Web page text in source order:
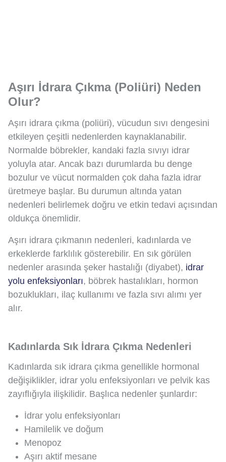
Aşırı İdrara Çıkma (Poliüri) Neden
Olur?
Aşırı idrara çıkma (poliüri), vücudun sıvı dengesini
etkileyen çeşitli nedenlerden kaynaklanabilir.
Normalde böbrekler, kandaki fazla sıvıyı idrar
yoluyla atar. Ancak bazı durumlarda bu denge
bozulur ve vücut normalden çok daha fazla idrar
üretmeye başlar. Bu durumun altında yatan
nedenleri belirlemek doğru ve etkin tedavi açısından
oldukça önemlidir.
Aşırı idrara çıkmanın nedenleri, kadınlarda ve
erkeklerde farklılık gösterebilir. En sık görülen
nedenler arasında şeker hastalığı (diyabet), idrar
yolu enfeksiyonları, böbrek hastalıkları, hormon
bozuklukları, ilaç kullanımı ve fazla sıvı alımı yer
alır.
Kadınlarda Sık İdrara Çıkma Nedenleri
Kadınlarda sık idrara çıkma genellikle hormonal
değişiklikler, idrar yolu enfeksiyonları ve pelvik kas
zayıflığıyla ilişkilidir. Başlıca nedenler şunlardır:
İdrar yolu enfeksiyonları
Hamilelik ve doğum
Menopoz
Aşırı aktif mesane